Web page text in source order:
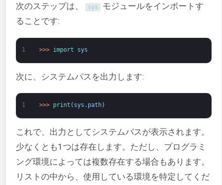
次のステップは、 sys モジュールをインポートす
ることです:
1 >>> import sys
次に、システムパスを出力します:
1 >>> print ( sys . path)
これで、出力としてシステムパスが表示されます。
少なくとも1つは存在します。ただし、プログラミ
ング環境によっては複数存在する場合もあります。
リストの中から、使用している環境を特定してくだ